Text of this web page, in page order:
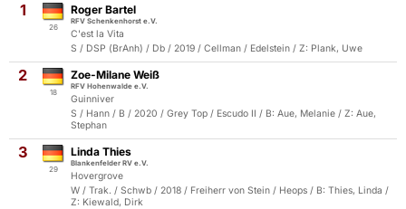
1
26
Roger Bartel
RFV Schenkenhorst e.V.
C'est la Vita
S / DSP (BrAnh) / Db / 2019 / Cellman / Edelstein / Z: Plank, Uwe
2
18
Zoe-Milane Weiß
RFV Hohenwalde e.V.
Guinniver
S / Hann / B / 2020 / Grey Top / Escudo II / B: Aue, Melanie / Z: Aue,
Stephan
3
29
Linda Thies
Blankenfelder RV e.V.
Hovergrove
W / Trak. / Schwb / 2018 / Freiherr von Stein / Heops / B: Thies, Linda /
Z: Kiewald, Dirk